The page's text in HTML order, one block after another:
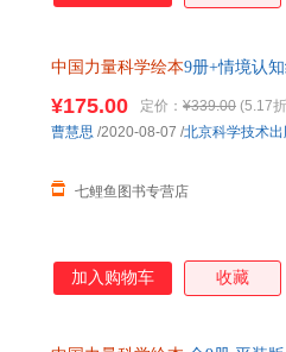
中国力量科学绘本9册+情境认
¥175.00 定价： ¥339.00 (5.17
七鲤鱼图书专营店
曹慧思 /2020-08-07 /北京科学技术
加入购物车 收藏